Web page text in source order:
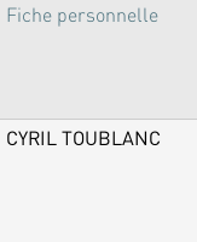
Fiche personnelle
CYRIL TOUBLANC